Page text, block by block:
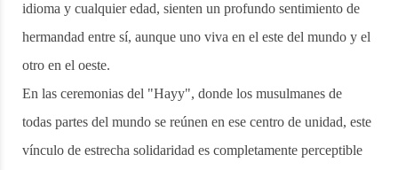
idioma y cualquier edad, sienten un profundo sentimiento de
hermandad entre sí, aunque uno viva en el este del mundo y el
otro en el oeste.
En las ceremonias del "Hayy", donde los musulmanes de
todas partes del mundo se reúnen en ese centro de unidad, este
vínculo de estrecha solidaridad es completamente perceptible